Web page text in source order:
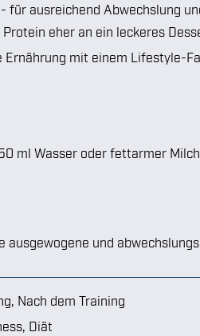
für ausreichend Abwechslung
eher an ein leckeres
mit einem Lifestyle-
ml Wasser oder fettarmer
und
, Nach dem Training
, Diät